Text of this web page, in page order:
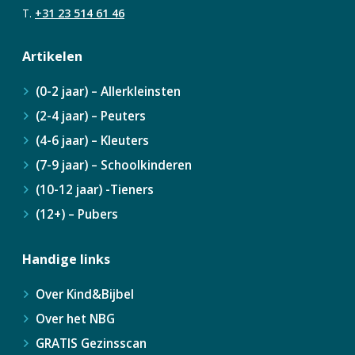
T. +31 23 514 61 46
Artikelen
(0-2 jaar) – Allerkleinsten
(2-4 jaar) – Peuters
(4-6 jaar) – Kleuters
(7-9 jaar) – Schoolkinderen
(10-12 jaar) -Tieners
(12+) – Pubers
Handige links
Over Kind&Bijbel
Over het NBG
GRATIS Gezinsscan